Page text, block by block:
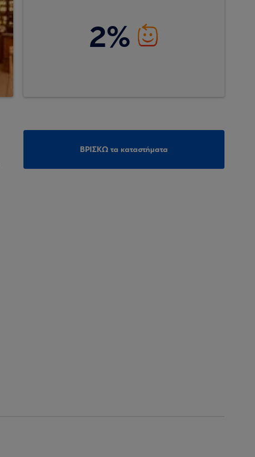
2%
ΒΡΙΣΚΩ τα καταστήματα